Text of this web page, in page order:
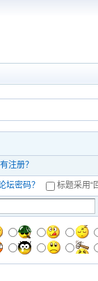
注册？
坛密码？ 标题采用“